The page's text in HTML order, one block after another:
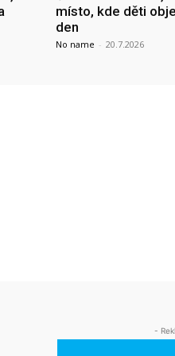
místo, kde děti
den
No name - 20.7.2026
-